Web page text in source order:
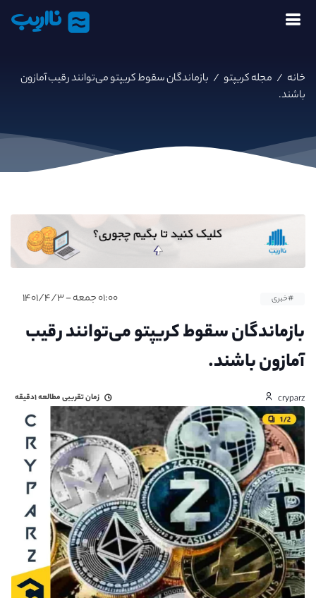
نااریب
خانه / مجله کریپتو / بازماندگان سقوط کریپتو می‌توانند رقیب آمازون
باشند.
#خبری ۰۱:۰۰ جمعه - ۱۴۰۱/۴/۳
بازماندگان سقوط کریپتو می‌توانند رقیب
آمازون باشند.
cryparz زمان تقریبی مطالعه۱دقیقه